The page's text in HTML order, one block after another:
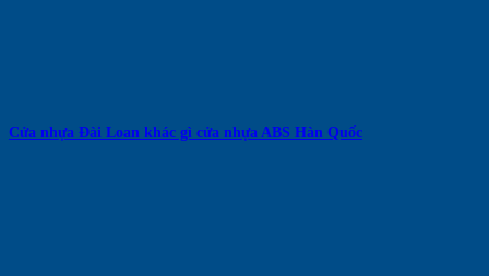
Cửa nhựa Đài Loan khác gì cửa nhựa ABS Hàn Quốc